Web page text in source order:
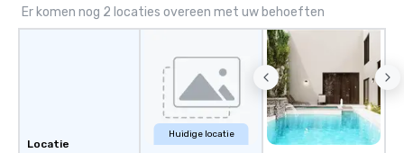
Er komen nog 2 locaties overeen met uw behoeften
Locatie
Huidige locatie